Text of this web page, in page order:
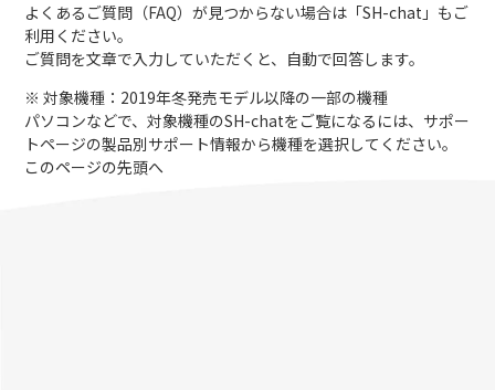
よくあるご質問（FAQ）が見つからない場合は「SH-chat 」もご
利用ください。
ご質問を文章で入力していただくと、自動で回答します。
※ 対象機種：2019年冬発売モデル以降の一部の機種
パソコンなどで、対象機種のSH-chatをご覧になるには、サポー
トページの製品別サポート情報から機種を選択してください。
このページの先頭へ